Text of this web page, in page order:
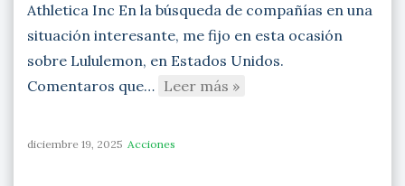
Athletica Inc En la búsqueda de compañías en una
situación interesante, me fijo en esta ocasión
sobre Lululemon, en Estados Unidos.
Comentaros que… Leer más »
diciembre 19, 2025 Acciones